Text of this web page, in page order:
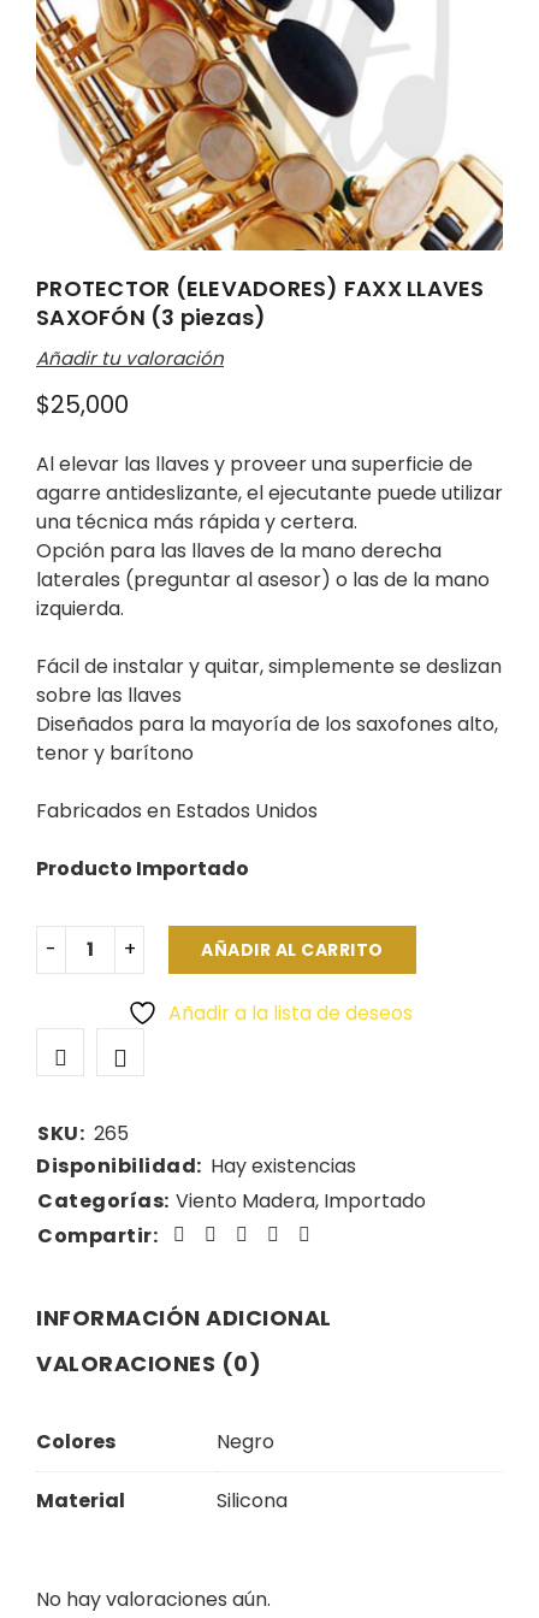
PROTECTOR (ELEVADORES) FAXX LLAVES
SAXOFÓN (3 piezas)
Añadir tu valoración
$25,000
Al elevar las llaves y proveer una superficie de
agarre antideslizante, el ejecutante puede utilizar
una técnica más rápida y certera.
Opción para las llaves de la mano derecha
laterales (preguntar al asesor) o las de la mano
izquierda.
Fácil de instalar y quitar, simplemente se deslizan
sobre las llaves
Diseñados para la mayoría de los saxofones alto,
tenor y barítono
Fabricados en Estados Unidos
Producto Importado
AÑADIR AL CARRITO
Añadir a la lista de deseos
SKU: 265
Disponibilidad: Hay existencias
Categorías: Viento Madera, Importado
Compartir:
INFORMACIÓN ADICIONAL
VALORACIONES (0)
Colores Negro
Material Silicona
No hay valoraciones aún.